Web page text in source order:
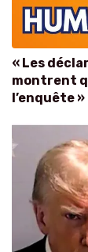
« Les
montrent
l’enquête »